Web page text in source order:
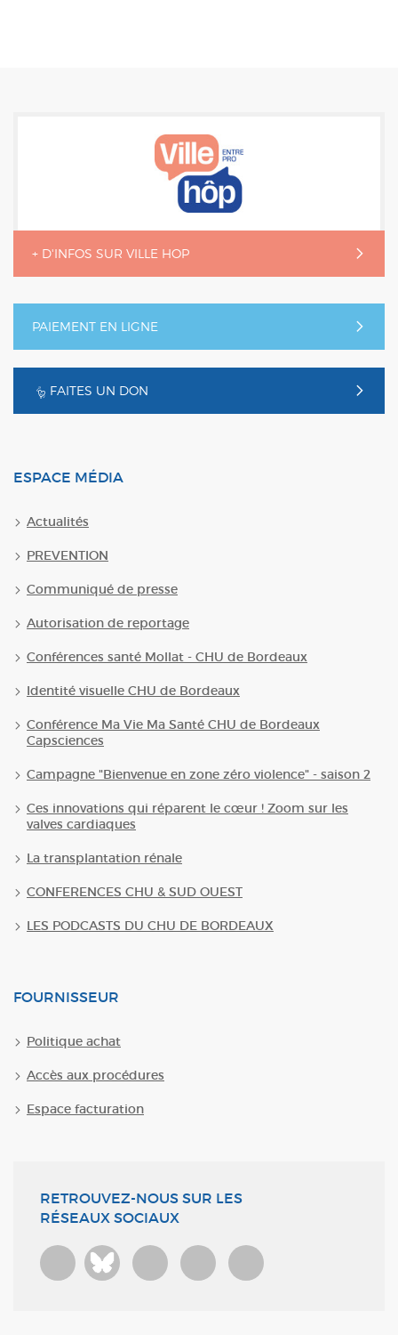
+ D'INFOS SUR VILLE HOP
PAIEMENT EN LIGNE
FAITES UN DON
ESPACE MÉDIA
Actualités
PREVENTION
Communiqué de presse
Autorisation de reportage
Conférences santé Mollat - CHU de Bordeaux
Identité visuelle CHU de Bordeaux
Conférence Ma Vie Ma Santé CHU de Bordeaux
Capsciences
Campagne "Bienvenue en zone zéro violence" - saison 2
Ces innovations qui réparent le cœur ! Zoom sur les
valves cardiaques
La transplantation rénale
CONFERENCES CHU & SUD OUEST
LES PODCASTS DU CHU DE BORDEAUX
FOURNISSEUR
Politique achat
Accès aux procédures
Espace facturation
RETROUVEZ-NOUS SUR LES
RÉSEAUX SOCIAUX
Bluesky